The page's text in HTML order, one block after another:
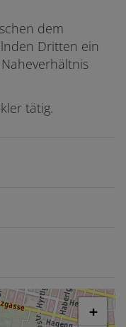
dem
Dritten ein
tätig.
+